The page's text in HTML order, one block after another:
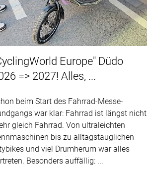
Europe" Düdo
=> 2027! Alles, ...
beim Start des Fahrrad-Messe-
war klar: Fahrrad ist längst nicht
gleich Fahrrad. Von ultraleichten
bis zu alltagstauglichen
und viel Drumherum war alles
Besonders auffällig: ...